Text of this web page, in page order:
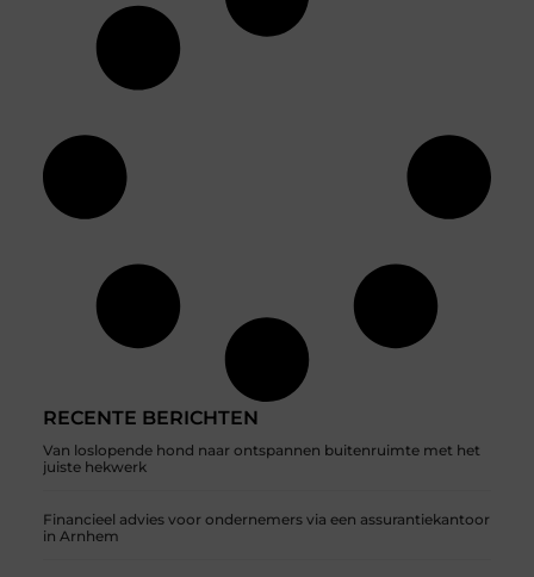
RECENTE BERICHTEN
Van loslopende hond naar ontspannen buitenruimte met het
juiste hekwerk
Financieel advies voor ondernemers via een assurantiekantoor
in Arnhem